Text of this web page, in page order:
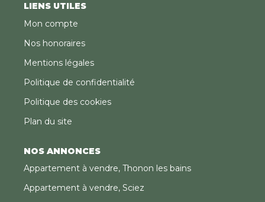
LIENS UTILES
Mon compte
Nos honoraires
Mentions légales
Politique de confidentialité
Politique des cookies
Plan du site
NOS ANNONCES
Appartement à vendre, Thonon les bains
Appartement à vendre, Sciez